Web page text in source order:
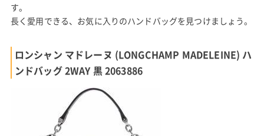
す。
長く愛用できる、お気に入りのハンドバッグを見つけましょう。
ロンシャン マドレーヌ (LONGCHAMP MADELEINE) ハ
ンドバッグ 2WAY 黒 2063886